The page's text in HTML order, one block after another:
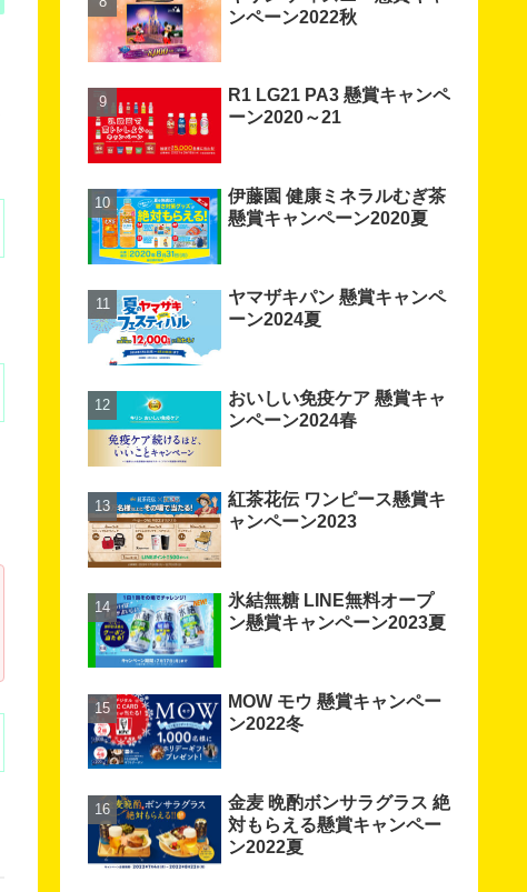
ンペーン2022秋
R1 LG21 PA3 懸賞キャンペ
ーン2020～21
伊藤園 健康ミネラルむぎ茶
懸賞キャンペーン2020夏
ヤマザキパン 懸賞キャンペ
ーン2024夏
おいしい免疫ケア 懸賞キャ
ンペーン2024春
紅茶花伝 ワンピース懸賞キ
ャンペーン2023
氷結無糖 LINE無料オープ
ン懸賞キャンペーン2023夏
MOW モウ 懸賞キャンペー
ン2022冬
金麦 晩酌ボンサラグラス 絶
対もらえる懸賞キャンペー
ン2022夏